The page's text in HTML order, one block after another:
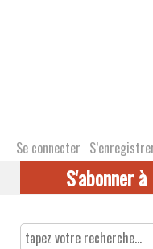
Se connecter
S'abonner